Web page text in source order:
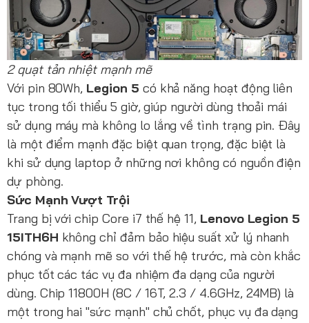
2 quạt tản nhiệt mạnh mẽ
Với pin 80Wh, Legion 5 có khả năng hoạt động liên
tục trong tối thiểu 5 giờ, giúp người dùng thoải mái
sử dụng máy mà không lo lắng về tình trạng pin. Đây
là một điểm mạnh đặc biệt quan trọng, đặc biệt là
khi sử dụng laptop ở những nơi không có nguồn điện
dự phòng.
Sức Mạnh Vượt Trội
Trang bị với chip Core i7 thế hệ 11, Lenovo Legion 5
15ITH6H không chỉ đảm bảo hiệu suất xử lý nhanh
chóng và mạnh mẽ so với thế hệ trước, mà còn khắc
phục tốt các tác vụ đa nhiệm đa dạng của người
dùng. Chip 11800H (8C / 16T, 2.3 / 4.6GHz, 24MB) là
một trong hai "sức mạnh" chủ chốt, phục vụ đa dạng